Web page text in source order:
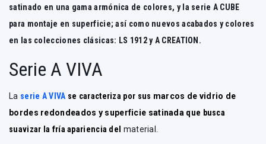
satinado en una gama armónica de colores, y la serie A CUBE
para montaje en superficie; así como nuevos acabados y colores
en las colecciones clásicas: LS 1912 y A CREATION.
Serie A VIVA
La serie A VIVA se caracteriza por sus marcos de vidrio de
bordes redondeados y superficie satinada que busca
suavizar la fría apariencia del material.